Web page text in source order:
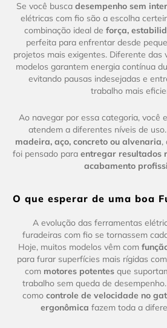
Se você busca desempenho sem
elétricas com fio são a escolha
combinação ideal de força,
perfeita para enfrentar desde
projetos mais exigentes. Diferente das
modelos garantem energia contínua
evitando pausas indesejadas e
trabalho mais
Ao navegar por essa categoria, você
atendem a diferentes níveis de
madeira, aço, concreto ou alvenaria,
foi pensado para entregar resultados
acabamento
O que esperar de uma boa
A evolução das ferramentas
furadeiras com fio se tornassem
Hoje, muitos modelos vêm com
para furar superfícies mais rígidas
com motores potentes que
trabalho sem queda de
como controle de velocidade no
ergonômica fazem toda a